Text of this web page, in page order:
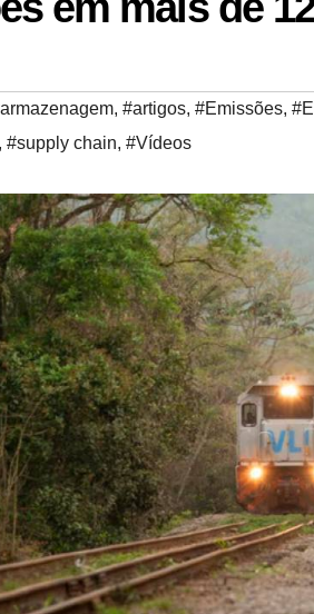
, #artigos, #Emissões,
, #supply chain, #Vídeos